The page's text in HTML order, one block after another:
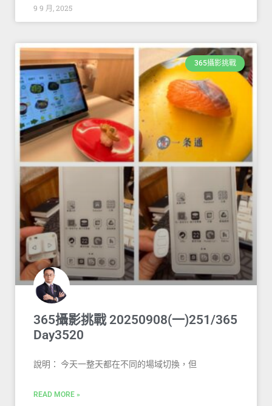
9 9 月, 2025
365攝影挑戰
365攝影挑戰 20250908(一)251/365
Day3520
說明： 今天一整天都在不同的場域切換，但
READ MORE »